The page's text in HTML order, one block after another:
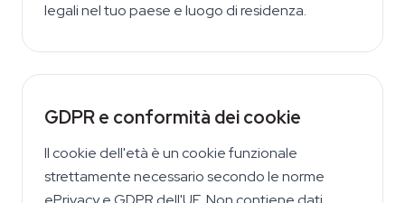
legali nel tuo paese e luogo di residenza.
GDPR e conformità dei cookie
Il cookie dell'età è un cookie funzionale
strettamente necessario secondo le norme